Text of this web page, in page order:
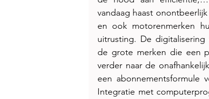
vandaag haast
en ook motorenmerken
uitrusting. De
de grote merken die een
verder naar de
een abonnementsformule
Integratie met